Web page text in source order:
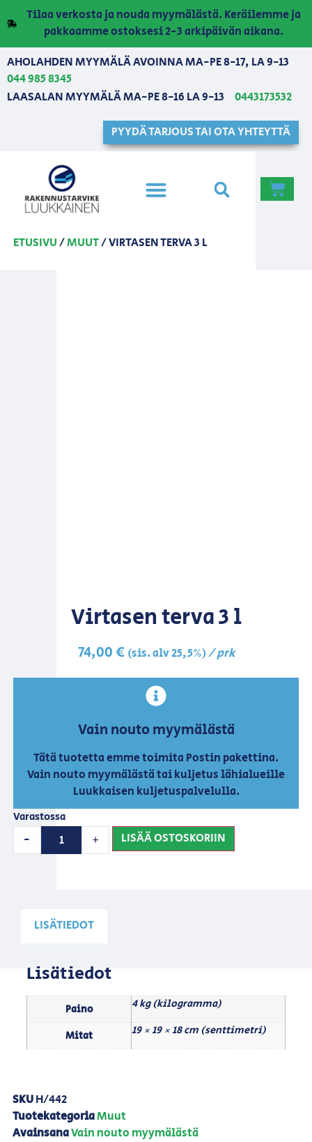
Tilaa verkosta ja nouda myymälästä. Keräilemme ja
pakkaamme ostoksesi 2-3 arkipäivän aikana.
AHOLAHDEN MYYMÄLÄ AVOINNA MA-PE 8-17, LA 9-13
044 985 8345
LAASALAN MYYMÄLÄ MA-PE 8-16 LA 9-13
0443173532
PYYDÄ TARJOUS TAI OTA YHTEYTTÄ
ETUSIVU/MUUT/ VIRTASEN TERVA 3 L
Virtasen terva 3 l
74,00€ (sis. alv 25,5%)/ prk
Vain nouto myymälästä
Tätä tuotetta emme toimita Postin pakettina.
Vain nouto myymälästä tai kuljetus lähialueille
Luukkaisen kuljetuspalvelulla.
Varastossa
- + LISÄÄ OSTOSKORIIN
LISÄTIEDOT
Lisätiedot
Paino 4 kg (kilogramma)
Mitat 19 × 19 × 18 cm (senttimetri)
SKUH/442
TuotekategoriaMuut
AvainsanaVain nouto myymälästä